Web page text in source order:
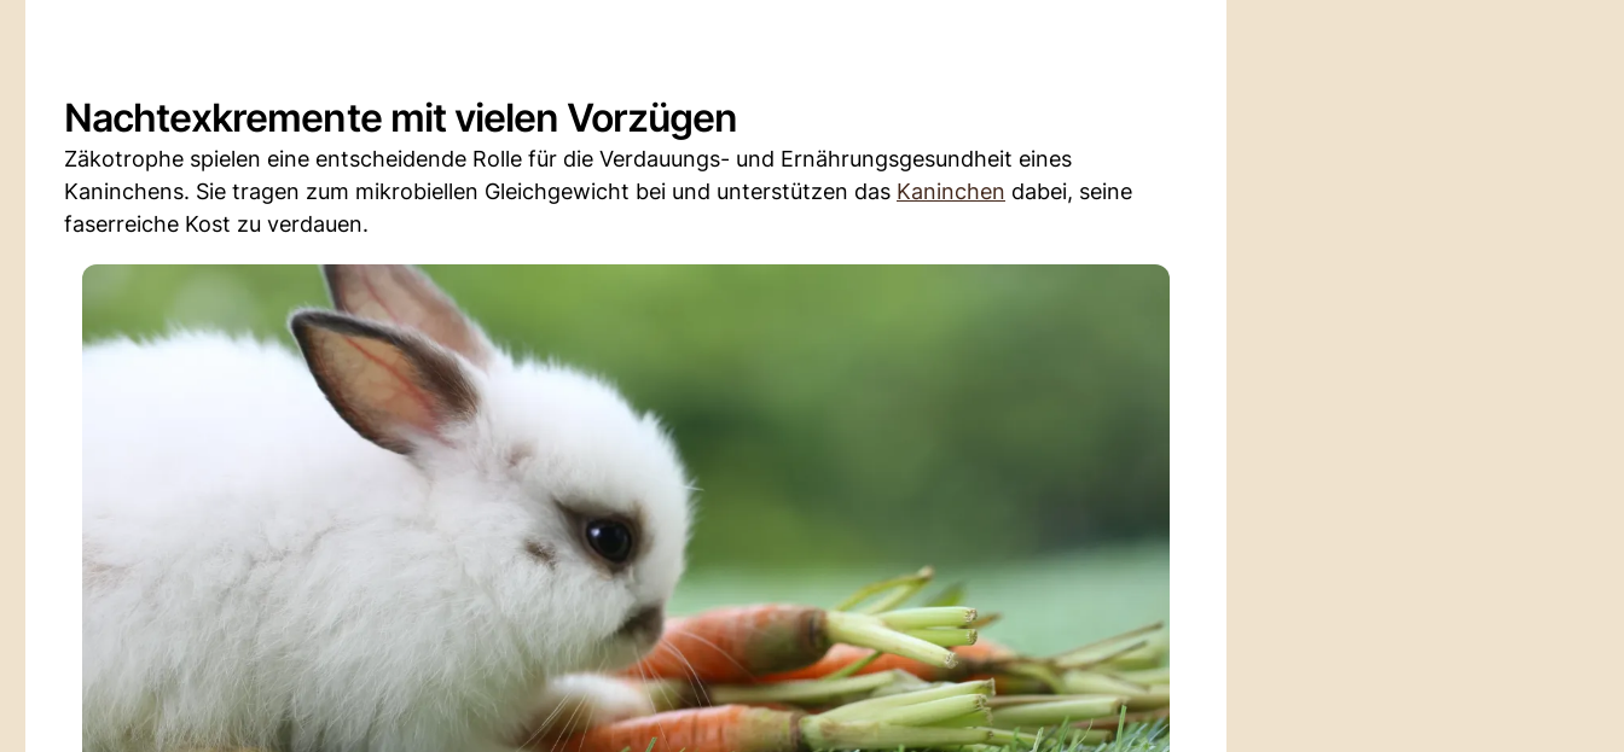
Nachtexkremente mit vielen Vorzügen
Zäkotrophe spielen eine entscheidende Rolle für die Verdauungs- und Ernährungsgesundheit eines
Kaninchens. Sie tragen zum mikrobiellen Gleichgewicht bei und unterstützen das Kaninchen dabei, seine
faserreiche Kost zu verdauen.